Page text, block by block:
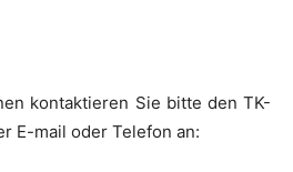
kontaktieren Sie bitte den TK-
E-mail oder Telefon an: